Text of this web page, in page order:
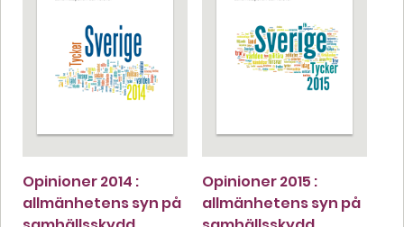
Opinioner 2014 :
allmänhetens syn på
Opinioner 2015 :
allmänhetens syn på